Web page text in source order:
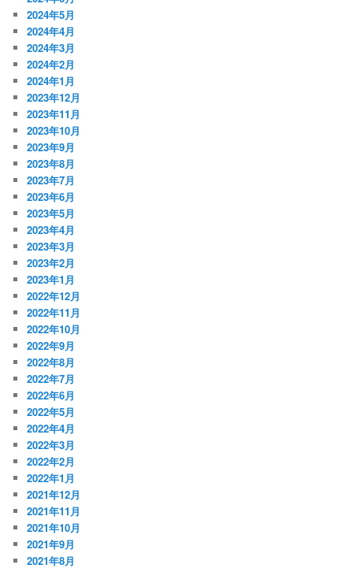
2024年5月
2024年4月
2024年3月
2024年2月
2024年1月
2023年12月
2023年11月
2023年10月
2023年9月
2023年8月
2023年7月
2023年6月
2023年5月
2023年4月
2023年3月
2023年2月
2023年1月
2022年12月
2022年11月
2022年10月
2022年9月
2022年8月
2022年7月
2022年6月
2022年5月
2022年4月
2022年3月
2022年2月
2022年1月
2021年12月
2021年11月
2021年10月
2021年9月
2021年8月